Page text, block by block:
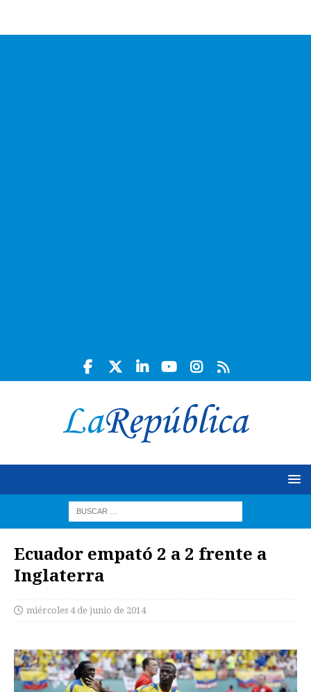
Ecuador empató 2 a 2 frente a
Inglaterra
miércoles 4 de junio de 2014